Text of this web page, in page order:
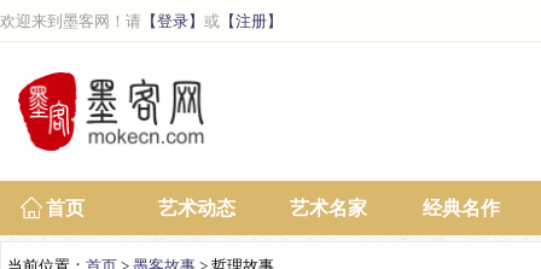
欢迎来到墨客网！请 【登录】 或 【注册】
首页 艺术动态 艺术名家 经典名作